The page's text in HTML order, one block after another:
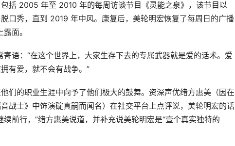
括 2005 年至 2010 年的每周访谈节目《灵能之泉》，该节目以
口秀，直到 2019 年中风。康复后，美轮明宏恢复了每周日的广播
面。
语：“在这个世界上，大家生存下去的专属武器就是爱的话术。爱
有爱，就不会有战争。”
们的职业生涯中向予了他们极大的鼓舞。资深声优绪方惠美（因在
战士》中饰演碇真嗣而闻名）在社交平台上点评说，美轮明宏的话
前行，”绪方惠美说道，并补充说美轮明宏是“壹个真实独特的